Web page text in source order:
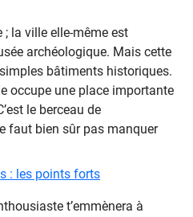
la ville elle-même est
archéologique. Mais cette
bâtiments historiques.
occupe une place importante
le berceau de
faut bien sûr pas manquer
: les points forts
t’emmènera à